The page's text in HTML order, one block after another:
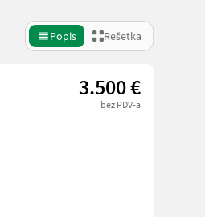
Popis Rešetka
3.500 €
bez PDV-a